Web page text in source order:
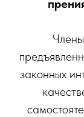
законных